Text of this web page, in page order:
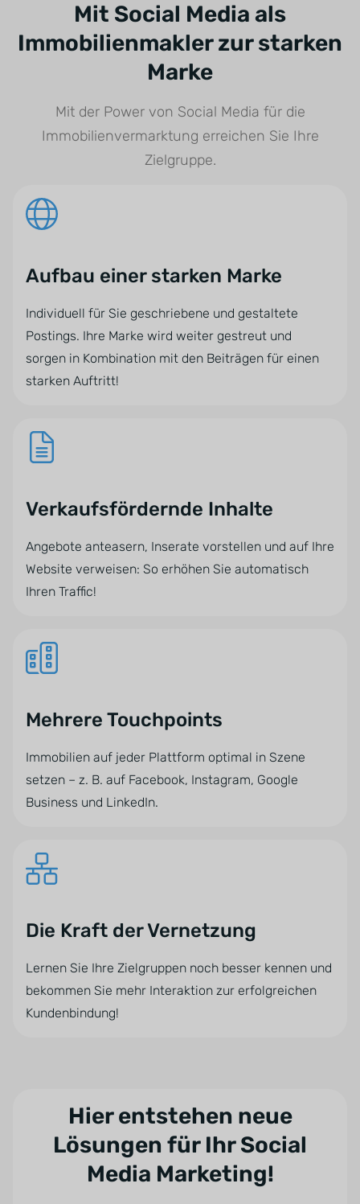
Mit Social Media als
Immobilienmakler zur starken
Marke
Mit der Power von Social Media für die
Immobilienvermarktung erreichen Sie Ihre
Zielgruppe.
Aufbau einer starken Marke
Individuell für Sie geschriebene und gestaltete
Postings. Ihre Marke wird weiter gestreut und
sorgen in Kombination mit den Beiträgen für einen
starken Auftritt!
Verkaufsfördernde Inhalte
Angebote anteasern, Inserate vorstellen und auf Ihre
Website verweisen: So erhöhen Sie automatisch
Ihren Traffic!
Mehrere Touchpoints
Immobilien auf jeder Plattform optimal in Szene
setzen – z. B. auf Facebook, Instagram, Google
Business und LinkedIn.
Die Kraft der Vernetzung
Lernen Sie Ihre Zielgruppen noch besser kennen und
bekommen Sie mehr Interaktion zur erfolgreichen
Kundenbindung!
Hier entstehen neue
Lösungen für Ihr Social
Media Marketing!